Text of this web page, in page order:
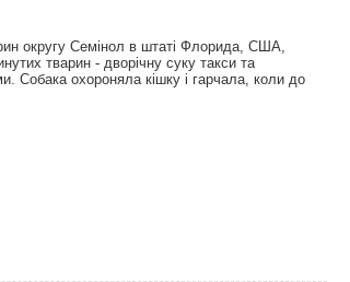
округу Семінол в штаті Флорида, США,
тварин - дворічну суку такси та
Собака охороняла кішку і гарчала, коли до
кішку